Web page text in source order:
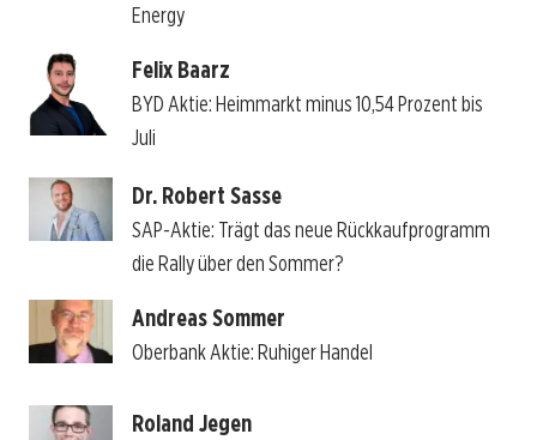
Energy
Felix Baarz
BYD Aktie: Heimmarkt minus 10,54 Prozent bis
Juli
Dr. Robert Sasse
SAP-Aktie: Trägt das neue Rückkaufprogramm
die Rally über den Sommer?
Andreas Sommer
Oberbank Aktie: Ruhiger Handel
Roland Jegen